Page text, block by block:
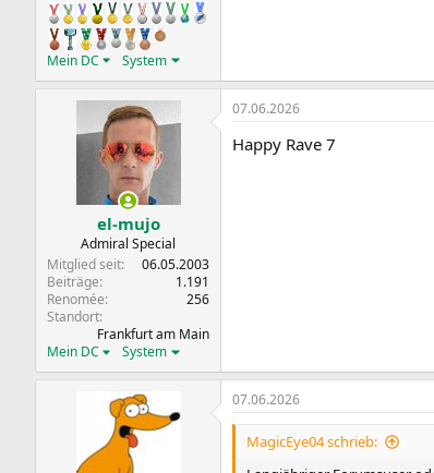
Mein DC System
el-mujo
Admiral Special
Mitglied seit
06.05.2003
Beiträge
1.191
Renomée
256
Standort
Frankfurt am Main
Mein DC
System
07.06.2026
Happy Rave 7
07.06.2026
MagicEye04 schrieb: